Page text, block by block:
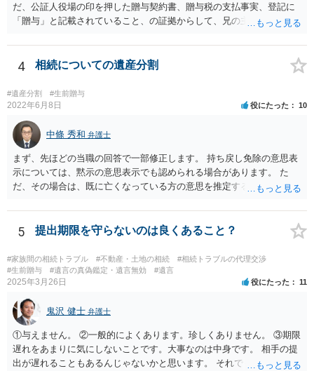
だ、公証人役場の印を押した贈与契約書、贈与税の支払事実、登記に
「贈与」と記載されていること、の証拠からして、兄の主張は通らな
わなければ、遺産分割調停を申し立てて進めるのがベターのような気
がしますね。
4 相続についての遺産分割
#遺産分割 #生前贈与
2022年6月8日 役にたった 10
中條 秀和 弁護士
まず、先ほどの当職の回答で一部修正します。 持ち戻し免除の意思表
示については、黙示の意思表示でも認められる場合があります。 た
だ、その場合は、既に亡くなっている方の意思を推定することになり
持ち戻し免除の意思表示は書面で明確にしておいていただくべきとい
う結論は変わりません。 誤解を与えるような回答でした。失礼しまし
た。 文言については、「〇〇に対する生前贈与による特別受益の持ち
戻しをすべて免除する」というのがオーソドックスなものですが、ご
心配ならば、弁護士のところに行って、特別受益となりそうな贈与に
ついて説明した上で、適切な文言についてご相談してみてはいかがで
しょうか。
5 提出期限を守らないのは良くあること？
#家族間の相続トラブル #不動産・土地の相続
#相続トラブルの代理交渉
#生前贈与
#遺言の真偽鑑定・遺言無効 #遺言
2025年3月26日 役にたった 11
鬼沢 健士 弁護士
①与えません。 ②一般的によくあります。珍しくありません。 ③期限
遅れをあまりに気にしないことです。大事なのは中身です。 相手の提
出が遅れることもあるんじゃないかと思います。 それでもあなた有利